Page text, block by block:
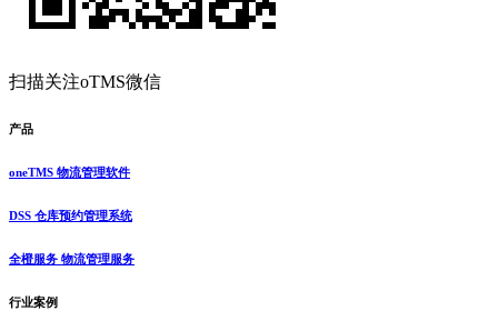
扫描关注oTMS微信
产品
oneTMS 物流管理软件
DSS 仓库预约管理系统
全橙服务 物流管理服务
行业案例